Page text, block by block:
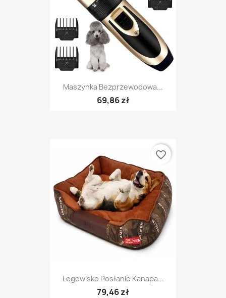
Maszynka Bezprzewodowa...
69,86 zł
Legowisko Posłanie Kanapa...
79,46 zł
favorite_border